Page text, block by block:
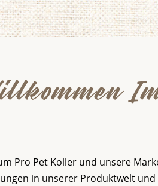
Pro Pet Koller und unsere
in unserer Produktwelt